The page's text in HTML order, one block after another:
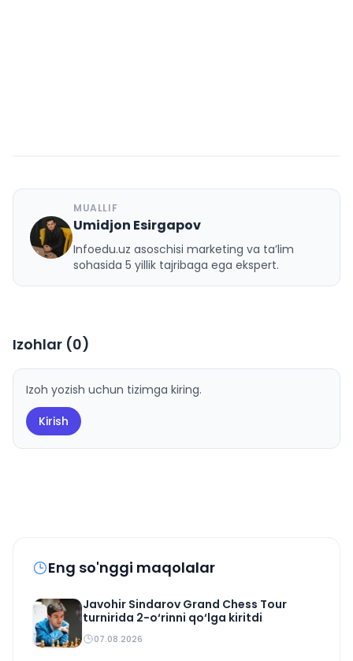
U
MUALLIF
Umidjon Esirgapov
Infoedu.uz asoschisi marketing va ta’lim
sohasida 5 yillik tajribaga ega ekspert.
Izohlar (0)
Izoh yozish uchun tizimga kiring.
Kirish
Eng so'nggi maqolalar
Javohir Sindarov Grand Chess Tour
turnirida 2-o‘rinni qo‘lga kiritdi
07.08.2026